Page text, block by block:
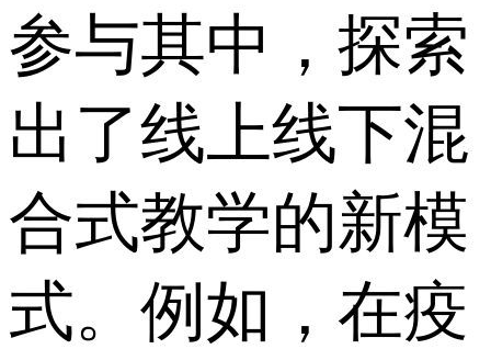
参与其中，探索
出了线上线下混
合式教学的新模
式。例如，在疫